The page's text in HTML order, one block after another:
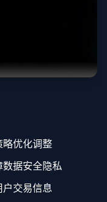
略优化调整
据安全隐私
交易信息